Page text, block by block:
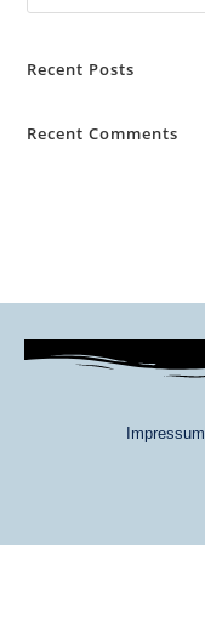
Recent Posts
Recent Comments
Impressum